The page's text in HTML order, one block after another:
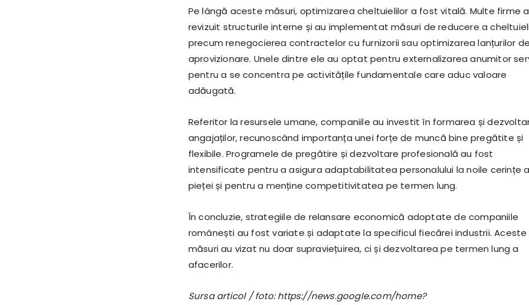
Pe lângă aceste măsuri, optimizarea cheltuielilor a fost vitală. Multe firme
revizuit structurile interne și au implementat măsuri de reducere a
precum renegocierea contractelor cu furnizorii sau optimizarea lanțurilor de
aprovizionare. Unele dintre ele au optat pentru externalizarea anumitor
pentru a se concentra pe activitățile fundamentale care aduc valoare
adăugată.
Referitor la resursele umane, companiile au investit în formarea și
angajaților, recunoscând importanța unei forțe de muncă bine pregătite și
flexibile. Programele de pregătire și dezvoltare profesională au fost
intensificate pentru a asigura adaptabilitatea personalului la noile cerințe
pieței și pentru a menține competitivitatea pe termen lung.
În concluzie, strategiile de relansare economică adoptate de companiile
românești au fost variate și adaptate la specificul fiecărei industrii. Aceste
măsuri au vizat nu doar supraviețuirea, ci și dezvoltarea pe termen lung a
afacerilor.
Sursa articol / foto: https://news.google.com/home?